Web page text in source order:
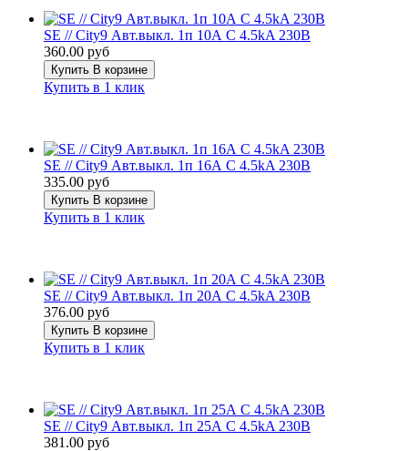
SE // City9 Авт.выкл. 1п 10А С 4.5kA 230В
360.00 руб
Купить В корзине
Купить в 1 клик
SE // City9 Авт.выкл. 1п 16А С 4.5kA 230В
335.00 руб
Купить В корзине
Купить в 1 клик
SE // City9 Авт.выкл. 1п 20А С 4.5kA 230В
376.00 руб
Купить В корзине
Купить в 1 клик
SE // City9 Авт.выкл. 1п 25А С 4.5kA 230В
381.00 руб